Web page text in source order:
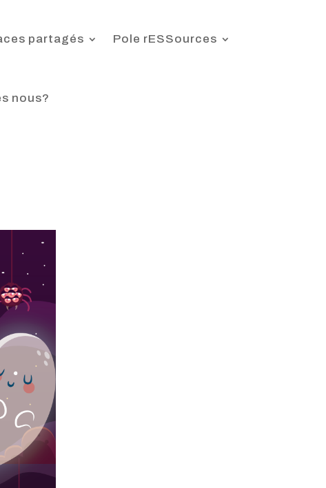
partagés Pole rESSources
nous?